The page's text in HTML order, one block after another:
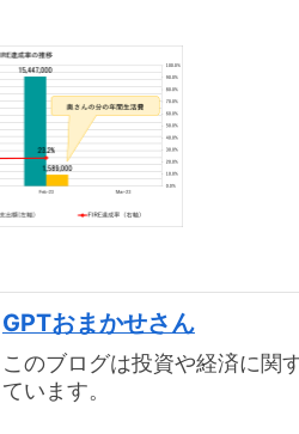
GPTおまかせさん
このブログは投資や経済に関
ています。